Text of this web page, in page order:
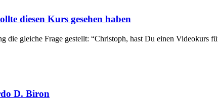
diesen Kurs gesehen haben
gleiche Frage gestellt: “Christoph, hast Du einen Videokurs
D. Biron